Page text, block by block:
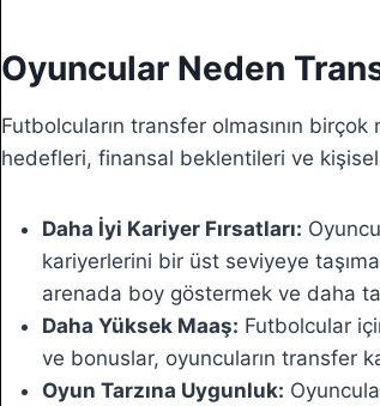
Oyuncular Neden
Futbolcuların transfer olmasının
hedefleri, finansal beklentileri ve
Daha İyi Kariyer Fırsatları:
kariyerlerini bir üst seviyeye
arenada boy göstermek ve daha
Daha Yüksek Maaş: Futbolcular
ve bonuslar, oyuncuların transfer
Oyun Tarzına Uygunluk: